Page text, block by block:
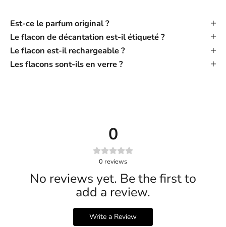
0
0 reviews
No reviews yet. Be the first to
add a review.
Write a Review
Est-ce le parfum original ?
Le flacon de décantation est-il étiqueté ?
Le flacon est-il rechargeable ?
Les flacons sont-ils en verre ?